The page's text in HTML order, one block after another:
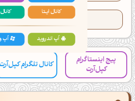
تعداد کدهای کپی شده این
پیج اینستاگرام
کپل‌آرت
کانال تلگرام کپل‌آرت
کانال ایــتا
اَپ اندروید